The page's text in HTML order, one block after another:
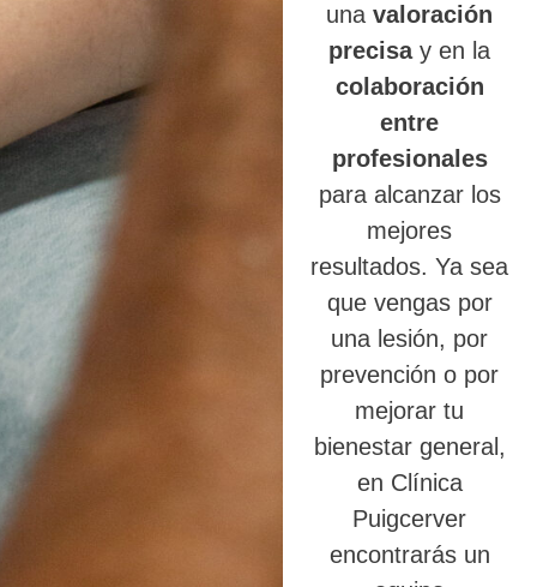
unavaloración
precisay en la
colaboración
entre
profesionales
para alcanzar los
mejores
resultados. Ya sea
que vengas por
una lesión, por
prevención o por
mejorar tu
bienestar general,
en Clínica
Puigcerver
encontrarás un